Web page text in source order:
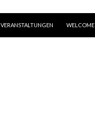
VERANSTALTUNGEN WELCOME